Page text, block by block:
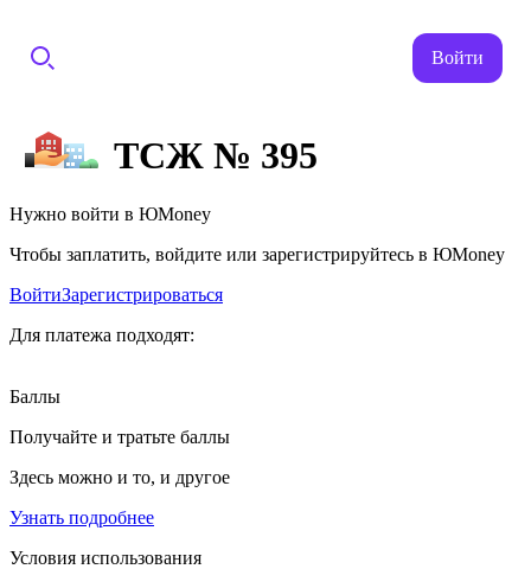
Войти
ТСЖ № 395
Нужно войти в ЮMoney
Чтобы заплатить, войдите или зарегистрируйтесь в ЮMoney
ВойтиЗарегистрироваться
Для платежа подходят:
Баллы
Получайте и тратьте баллы
Здесь можно и то, и другое
Узнать подробнее
Условия использования